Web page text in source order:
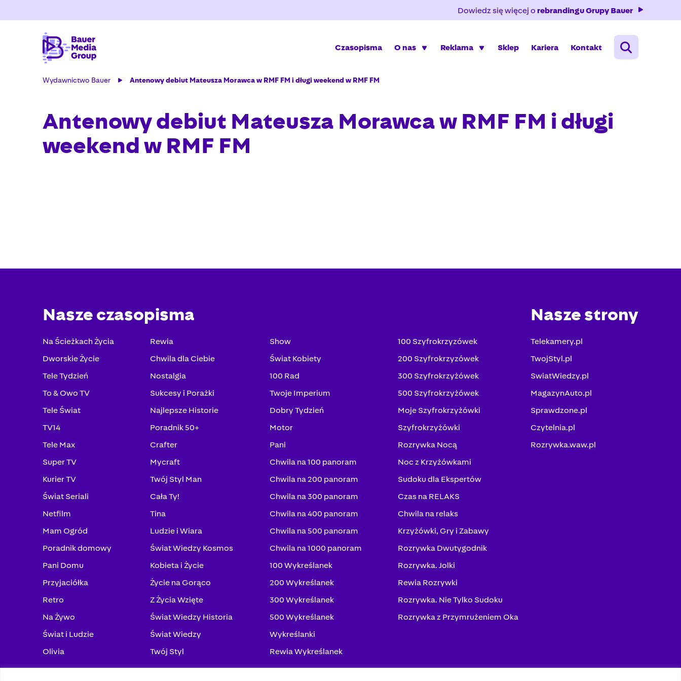
Dowiedz się więcej o rebrandingu Grupy Bauer
Czasopisma O nas Reklama Sklep Kariera Kontakt
Wydawnictwo Bauer Antenowy debiut Mateusza Morawca w RMF FM i długi weekend w RMF FM
Antenowy debiut Mateusza Morawca w RMF FM i długi
weekend w RMF FM
Nasze czasopisma
Na Ścieżkach Życia
Dworskie Życie
Tele Tydzień
To & Owo TV
Tele Świat
TV14
Tele Max
Super TV
Kurier TV
Świat Seriali
Netfilm
Mam Ogród
Poradnik domowy
Pani Domu
Przyjaciółka
Retro
Na Żywo
Świat i Ludzie
Olivia
Rewia
Chwila dla Ciebie
Nostalgia
Sukcesy i Porażki
Najlepsze Historie
Poradnik 50+
Crafter
Mycraft
Twój Styl Man
Cała Ty!
Tina
Ludzie i Wiara
Świat Wiedzy Kosmos
Kobieta i Życie
Życie na Gorąco
Z Życia Wzięte
Świat Wiedzy Historia
Świat Wiedzy
Twój Styl
Show
Świat Kobiety
100 Rad
Twoje Imperium
Dobry Tydzień
Motor
Pani
Chwila na 100 panoram
Chwila na 200 panoram
Chwila na 300 panoram
Chwila na 400 panoram
Chwila na 500 panoram
Chwila na 1000 panoram
100 Wykreślanek
200 Wykreślanek
300 Wykreślanek
500 Wykreślanek
Wykreślanki
Rewia Wykreślanek
100 Szyfrokrzyzówek
200 Szyfrokrzyzówek
300 Szyfrokrzyżówek
500 Szyfrokrzyżówek
Moje Szyfrokrzyżówki
Szyfrokrzyżówki
Rozrywka Nocą
Noc z Krzyżówkami
Sudoku dla Ekspertów
Czas na RELAKS
Chwila na relaks
Krzyżówki, Gry i Zabawy
Rozrywka Dwutygodnik
Rozrywka. Jolki
Rewia Rozrywki
Rozrywka. Nie Tylko Sudoku
Rozrywka z Przymrużeniem Oka
Nasze strony
Telekamery.pl
TwojStyl.pl
SwiatWiedzy.pl
MagazynAuto.pl
Sprawdzone.pl
Czytelnia.pl
Rozrywka.waw.pl